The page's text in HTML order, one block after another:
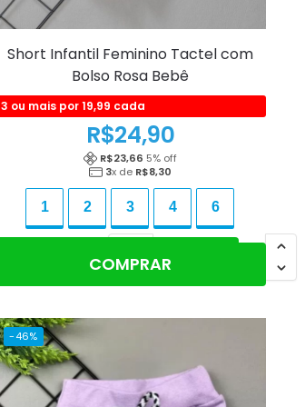
Short Infantil Feminino Tactel com
Bolso Rosa Bebê
3 ou mais por 19,99 cada
R$24,90
R$23,66 5% off
3x de R$8,30
1 2 3 4 6
Adicionar ao carrinho
COMPRAR
-46%